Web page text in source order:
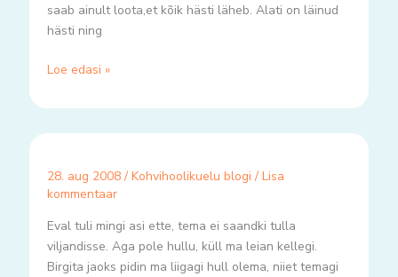
saab ainult loota,et kõik hästi läheb. Alati on läinud
hästi ning
Loe edasi »
28. aug 2008 / Kohvihoolikuelu blogi / Lisa
kommentaar
Eval tuli mingi asi ette, tema ei saandki tulla
viljandisse. Aga pole hullu, küll ma leian kellegi.
Birgita jaoks pidin ma liigagi hull olema, niiet temagi